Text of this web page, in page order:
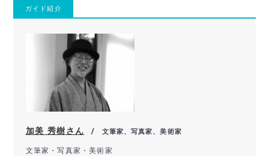
ガイド紹介
加美 秀樹さん / 文筆家、写真家、美術家
文筆家・写真家・美術家